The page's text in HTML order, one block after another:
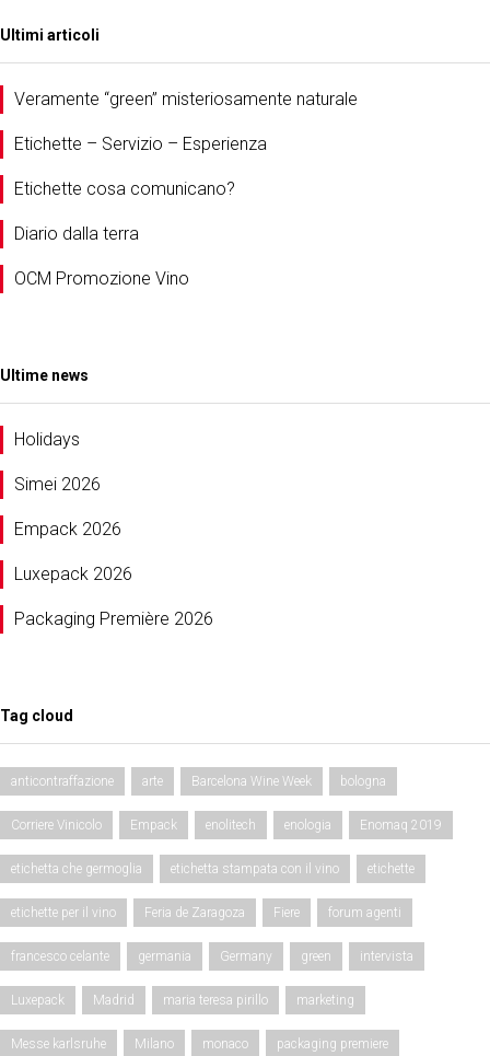
Ultimi articoli
Veramente “green” misteriosamente naturale
Etichette – Servizio – Esperienza
Etichette cosa comunicano?
Diario dalla terra
OCM Promozione Vino
Ultime news
Holidays
Simei 2026
Empack 2026
Luxepack 2026
Packaging Première 2026
Tag cloud
anticontraffazione arte Barcelona Wine Week bologna
Corriere Vinicolo Empack enolitech enologia Enomaq 2019
etichetta che germoglia etichetta stampata con il vino etichette
etichette per il vino Feria de Zaragoza Fiere forum agenti
francesco celante germania Germany green intervista
Luxepack Madrid maria teresa pirillo marketing
Messe karlsruhe Milano monaco packaging premiere